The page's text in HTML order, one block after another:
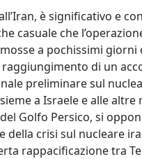
è significativo e
casuale che
a pochissimi giorni
di un
preliminare sul
a Israele e alle altre
Golfo Persico, si
della crisi sul nucleare
rappacificazione tra